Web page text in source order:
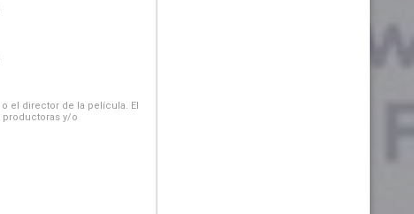
el director de la película. El
productoras y/o